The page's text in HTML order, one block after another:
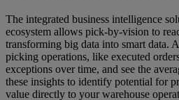
The integrated business intelligence
ecosystem allows pick-by-vision to
transforming big data into smart data.
picking operations, like executed
exceptions over time, and see the
these insights to identify potential for
value directly to your warehouse